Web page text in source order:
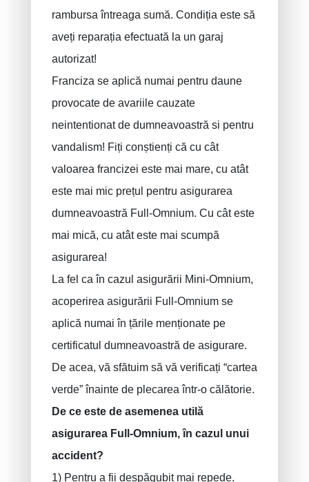
rambursa întreaga sumă. Condiția este să
aveți reparația efectuată la un garaj
autorizat!
Franciza se aplică numai pentru daune
provocate de avariile cauzate
neintentionat de dumneavoastră si pentru
vandalism! Fiți conștienți că cu cât
valoarea francizei este mai mare, cu atât
este mai mic prețul pentru asigurarea
dumneavoastră Full-Omnium. Cu cât este
mai mică, cu atât este mai scumpă
asigurarea!
La fel ca în cazul asigurării Mini-Omnium,
acoperirea asigurării Full-Omnium se
aplică numai în țările menționate pe
certificatul dumneavoastră de asigurare.
De acea, vă sfătuim să vă verificați “cartea
verde” înainte de plecarea într-o călătorie.
De ce este de asemenea utilă
asigurarea Full-Omnium, în cazul unui
accident?
1) Pentru a fii despăgubit mai repede.